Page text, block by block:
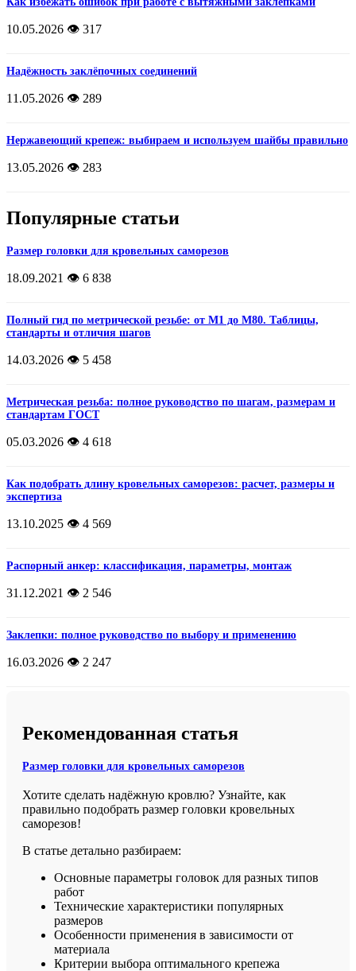
10.05.2026 👁️ 317
Надёжность заклёпочных соединений
11.05.2026 👁️ 289
Нержавеющий крепеж: выбираем и используем шайбы правильно
13.05.2026 👁️ 283
Популярные статьи
Размер головки для кровельных саморезов
18.09.2021 👁️ 6 838
Полный гид по метрической резьбе: от М1 до М80. Таблицы,
стандарты и отличия шагов
14.03.2026 👁️ 5 458
Метрическая резьба: полное руководство по шагам, размерам и
стандартам ГОСТ
05.03.2026 👁️ 4 618
Как подобрать длину кровельных саморезов: расчет, размеры и
экспертиза
13.10.2025 👁️ 4 569
Распорный анкер: классификация, параметры, монтаж
31.12.2021 👁️ 2 546
Заклепки: полное руководство по выбору и применению
16.03.2026 👁️ 2 247
Рекомендованная статья
Размер головки для кровельных саморезов
Хотите сделать надёжную кровлю? Узнайте, как
правильно подобрать размер головки кровельных
саморезов!
В статье детально разбираем:
Основные параметры головок для разных типов
работ
Технические характеристики популярных
размеров
Особенности применения в зависимости от
материала
Критерии выбора оптимального крепежа